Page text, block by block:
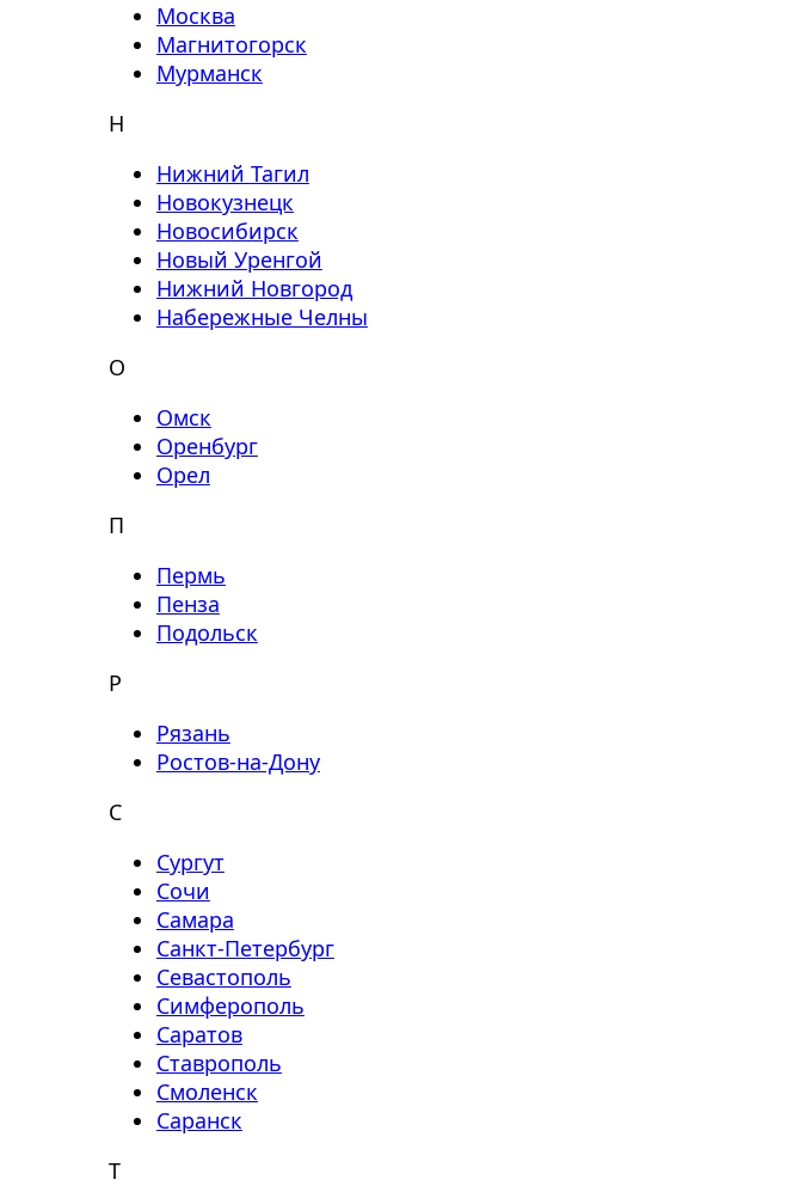
Москва
Магнитогорск
Мурманск
Н
Нижний Тагил
Новокузнецк
Новосибирск
Новый Уренгой
Нижний Новгород
Набережные Челны
О
Омск
Оренбург
Орел
П
Пермь
Пенза
Подольск
Р
Рязань
Ростов-на-Дону
С
Сургут
Сочи
Самара
Санкт-Петербург
Севастополь
Симферополь
Саратов
Ставрополь
Смоленск
Саранск
Т